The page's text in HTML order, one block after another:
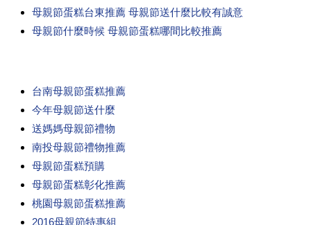
母親節蛋糕台東推薦 母親節送什麼比較有誠意
母親節什麼時候 母親節蛋糕哪間比較推薦
台南母親節蛋糕推薦
今年母親節送什麼
送媽媽母親節禮物
南投母親節禮物推薦
母親節蛋糕預購
母親節蛋糕彰化推薦
桃園母親節蛋糕推薦
2016母親節特惠組